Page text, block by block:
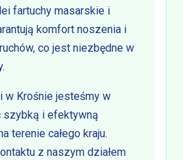
fartuchy masarskie i
komfort noszenia i
co jest niezbędne w
w Krośnie jesteśmy w
szybką i efektywną
terenie całego kraju.
z naszym działem